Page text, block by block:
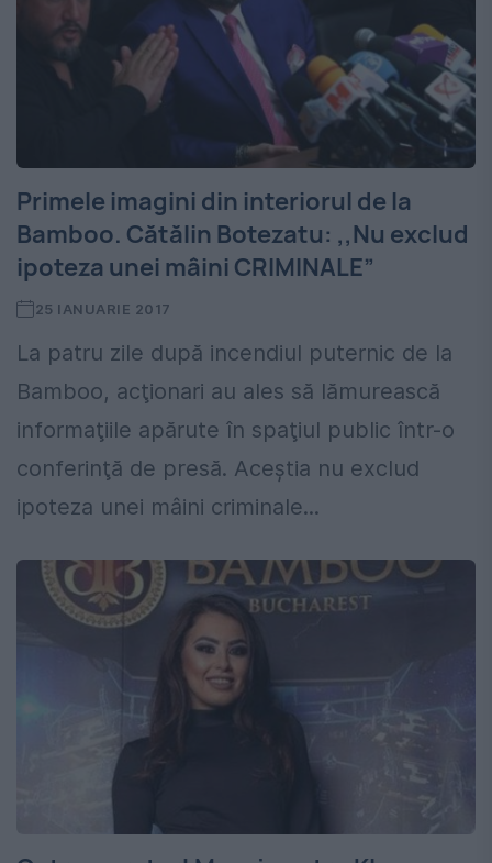
Primele imagini din interiorul de la
Bamboo. Cătălin Botezatu: ,,Nu exclud
ipoteza unei mâini CRIMINALE”
25 IANUARIE 2017
La patru zile după incendiul puternic de la
Bamboo, acţionari au ales să lămurească
informaţiile apărute în spaţiul public într-o
conferinţă de presă. Aceştia nu exclud
ipoteza unei mâini criminale...